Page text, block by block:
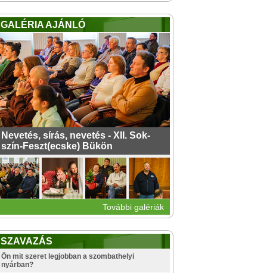
GALÉRIA AJÁNLÓ
Nevetés, sírás, nevetés - XII. Sok-
szín-Feszt(ecske) Bükön
További galériák
SZAVAZÁS
Ön mit szeret legjobban a szombathelyi
nyárban?